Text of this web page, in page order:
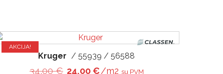
AKCIJA!
Kruger / 55939 / 56588
34,00€ Original price was: 34,00 €.
24,00€Current price is: 24,00 €.
/m2 su PVM